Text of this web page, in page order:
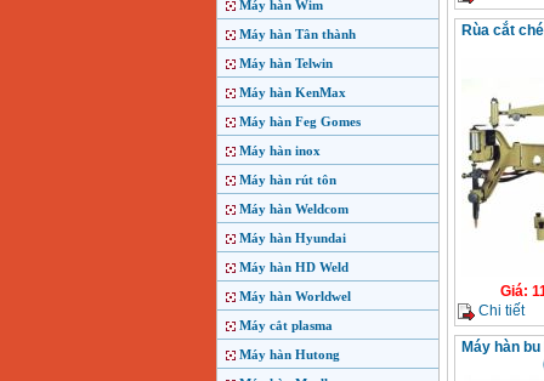
Máy hàn Wim
Máy hàn Tân thành
Máy hàn Telwin
Máy hàn KenMax
Máy hàn Feg Gomes
Máy hàn inox
Máy hàn rút tôn
Máy hàn Weldcom
Máy hàn Hyundai
Máy hàn HD Weld
Máy hàn Worldwel
Máy cắt plasma
Máy hàn Hutong
Rùa cắt
Giá:
Chi tiết
Máy hàn